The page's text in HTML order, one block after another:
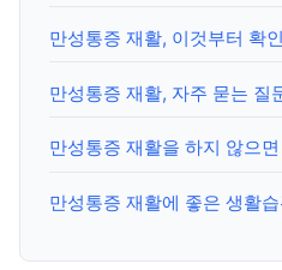
만성통증 재활, 이것부터 확
만성통증 재활, 자주 묻는 질
만성통증 재활을 하지 않으
만성통증 재활에 좋은 생활